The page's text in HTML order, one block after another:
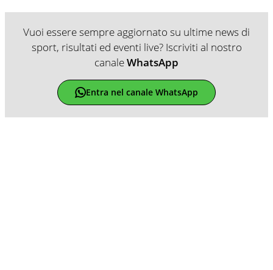
Vuoi essere sempre aggiornato su ultime news di
sport, risultati ed eventi live? Iscriviti al nostro
canaleWhatsApp
Entra nel canale WhatsApp